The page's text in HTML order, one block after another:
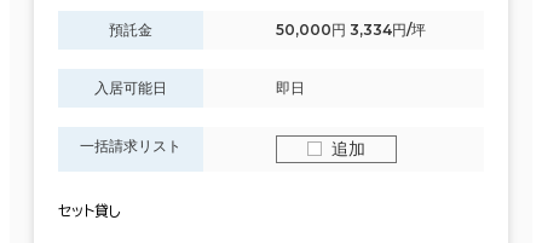
預託金 50,000円 3,334円/坪
入居可能日 即日
一括請求リスト 追加
セット貸し